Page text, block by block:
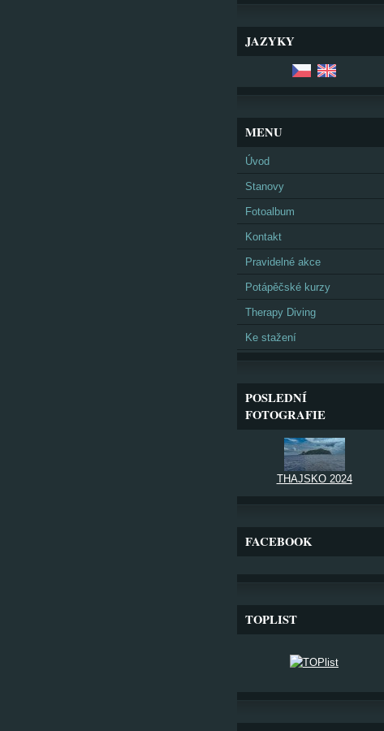
JAZYKY
MENU
Úvod
Stanovy
Fotoalbum
Kontakt
Pravidelné akce
Potápěčské kurzy
Therapy Diving
Ke stažení
POSLEDNÍ
FOTOGRAFIE
THAJSKO 2024
FACEBOOK
TOPLIST